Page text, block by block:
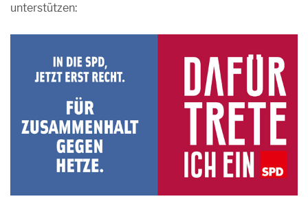
unterstützen: